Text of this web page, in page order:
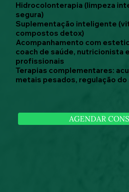
Hidrocolonterapia (limpeza
segura)
Suplementação inteligente
compostos detox)
Acompanhamento com
coach de saúde, nutricionista
profissionais
Terapias complementares:
metais pesados, regulação
AGENDAR